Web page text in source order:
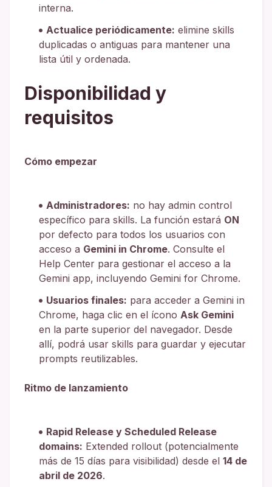
interna.
Actualice periódicamente: elimine skills
duplicadas o antiguas para mantener una
lista útil y ordenada.
Disponibilidad y
requisitos
Cómo empezar
Administradores: no hay admin control
específico para skills. La función estará ON
por defecto para todos los usuarios con
acceso a Gemini in Chrome. Consulte el
Help Center para gestionar el acceso a la
Gemini app, incluyendo Gemini for Chrome.
Usuarios finales: para acceder a Gemini in
Chrome, haga clic en el ícono Ask Gemini
en la parte superior del navegador. Desde
allí, podrá usar skills para guardar y ejecutar
prompts reutilizables.
Ritmo de lanzamiento
Rapid Release y Scheduled Release
domains: Extended rollout (potencialmente
más de 15 días para visibilidad) desde el 14 de
abril de 2026.